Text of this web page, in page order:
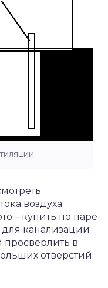
воздуха.
– купить по паре
канализации
просверлить в
отверстий.